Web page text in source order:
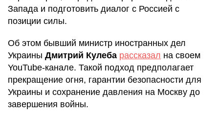
Запада и подготовить диалог с Россией с
позиции силы.
Об этом бывший министр иностранных дел
Украины Дмитрий Кулеба рассказал на своем
YouTube-канале. Такой подход предполагает
прекращение огня, гарантии безопасности для
Украины и сохранение давления на Москву до
завершения войны.